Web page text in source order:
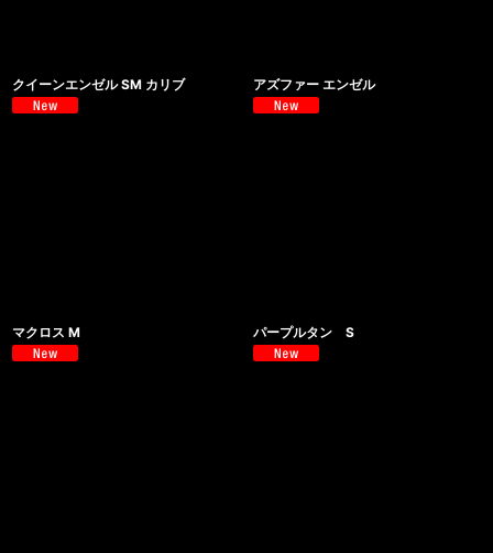
クイーンエンゼル SM カリブ アズファー エンゼル
マクロス M パープルタン S